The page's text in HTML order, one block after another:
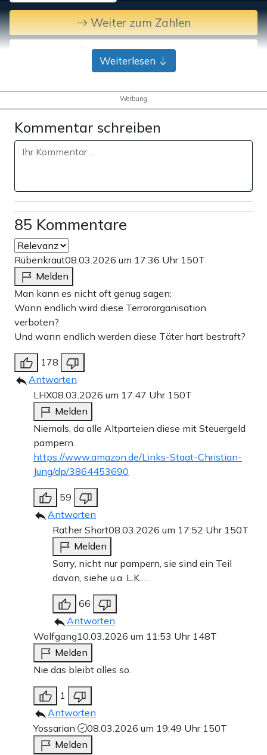
Weiter zum Zahlen
Bank-Überweisung
Weiterlesen
Werbung
Kommentar schreiben
85 Kommentare
Rübenkraut08.03.2026 um 17:36 Uhr 150T
Melden
Man kann es nicht oft genug sagen:
Wann endlich wird diese Terrororganisation
verboten?
Und wann endlich werden diese Täter hart bestraft?
178
Antworten
LHX08.03.2026 um 17:47 Uhr 150T
Melden
Niemals, da alle Altparteien diese mit Steuergeld
pampern.
https://www.amazon.de/Links-Staat-Christian-
Jung/dp/3864453690
59
Antworten
Rather Short08.03.2026 um 17:52 Uhr 150T
Melden
Sorry, nicht nur pampern, sie sind ein Teil
davon, siehe u.a. L.K….
66
Antworten
Wolfgang10.03.2026 um 11:53 Uhr 148T
Melden
Nie das bleibt alles so.
1
Antworten
Yossarian
08.03.2026 um 19:49 Uhr 150T
Melden